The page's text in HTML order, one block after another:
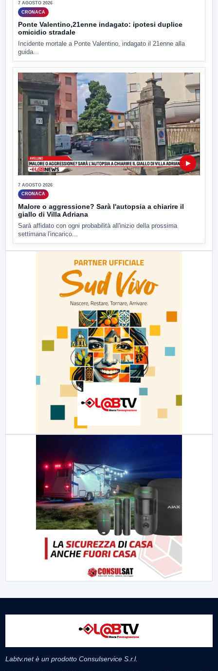
7 AGOSTO 2026
CRONACA
Ponte Valentino,21enne indagato: ipotesi duplice
omicidio stradale
Incidente mortale a Ponte Valentino, indagato il 21enne alla
guida...
▶
7 AGOSTO 2026
CRONACA
Malore o aggressione? Sarà l'autopsia a chiarire il
giallo di Villa Adriana
Sarà affidato con ogni probabilità all'inizio della prossima
settimana l'incarico...
Labtv.net è un prodotto Consulservice S.r.l.